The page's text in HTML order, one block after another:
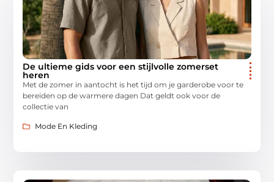
De ultieme gids voor een stijlvolle zomerset
heren
Met de zomer in aantocht is het tijd om je garderobe voor te
bereiden op de warmere dagen Dat geldt ook voor de
collectie van
Mode En Kleding